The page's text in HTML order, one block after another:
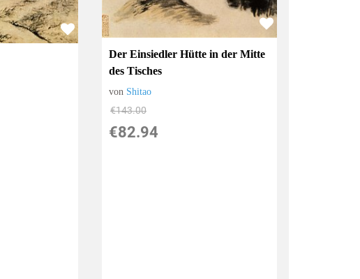
Der Einsiedler Hütte in der Mitte
des Tisches
von Shitao
€143.00
€82.94